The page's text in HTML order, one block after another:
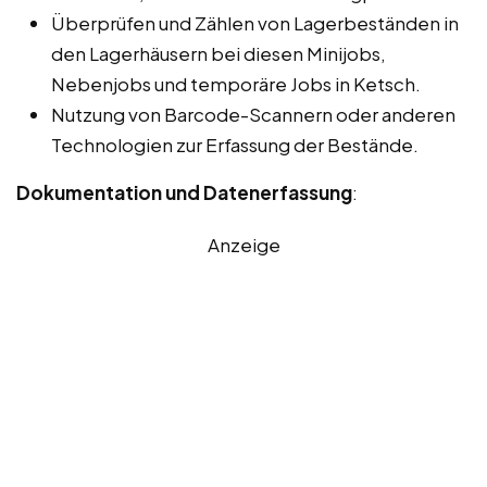
Überprüfen und Zählen von Lagerbeständen in
den Lagerhäusern bei diesen Minijobs,
Nebenjobs und temporäre Jobs in Ketsch.
Nutzung von Barcode-Scannern oder anderen
Technologien zur Erfassung der Bestände.
Dokumentation und Datenerfassung:
Anzeige